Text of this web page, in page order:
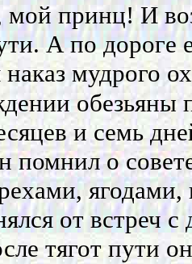
мой принц! И
А по дороге
мудрого
обезьяны
и семь
помнил о
от встреч
тягот пути